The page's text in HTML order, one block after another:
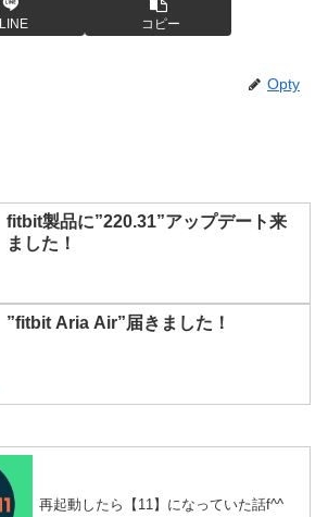
LINE コピー
Opty
fitbit製品に”220.31”アップデート来
ました！
”fitbit Aria Air”届きました！
再起動したら【11】になっていた話f^^